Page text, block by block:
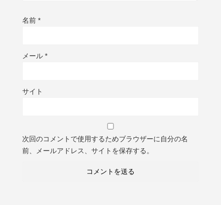
名前 *
メール *
サイト
次回のコメントで使用するためブラウザーに自分の名
前、メールアドレス、サイトを保存する。